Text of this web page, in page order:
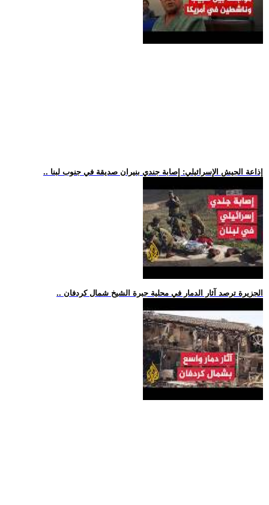
.. إذاعة الجيش الإسرائيلي: إصابة جندي بنيران صديقة في جنوب لبنا
.. الجزيرة ترصد آثار الدمار في محلية جبرة الشيخ شمال كردفان